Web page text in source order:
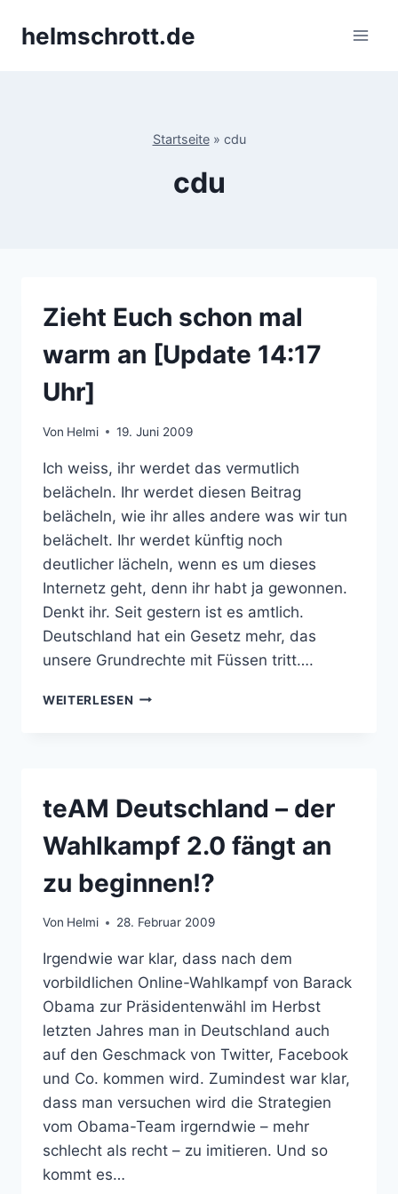
Inhalthelmschrott.de
Startseite» cdu
cdu
Zieht Euch schon mal
warm an [Update 14:17
Uhr]
Von Helmi 19. Juni 2009
Ich weiss, ihr werdet das vermutlich
belächeln. Ihr werdet diesen Beitrag
belächeln, wie ihr alles andere was wir tun
belächelt. Ihr werdet künftig noch
deutlicher lächeln, wenn es um dieses
Internetz geht, denn ihr habt ja gewonnen.
Denkt ihr. Seit gestern ist es amtlich.
Deutschland hat ein Gesetz mehr, das
unsere Grundrechte mit Füssen tritt….
WEITERLESEN ZIEHT
[UPDATE
UHR]
teAM Deutschland – der
Wahlkampf 2.0 fängt an
zu beginnen!?
Von Helmi 28. Februar 2009
Irgendwie war klar, dass nach dem
vorbildlichen Online-Wahlkampf von Barack
Obama zur Präsidentenwähl im Herbst
letzten Jahres man in Deutschland auch
auf den Geschmack von Twitter, Facebook
und Co. kommen wird. Zumindest war klar,
dass man versuchen wird die Strategien
vom Obama-Team irgerndwie – mehr
schlecht als recht – zu imitieren. Und so
kommt es…